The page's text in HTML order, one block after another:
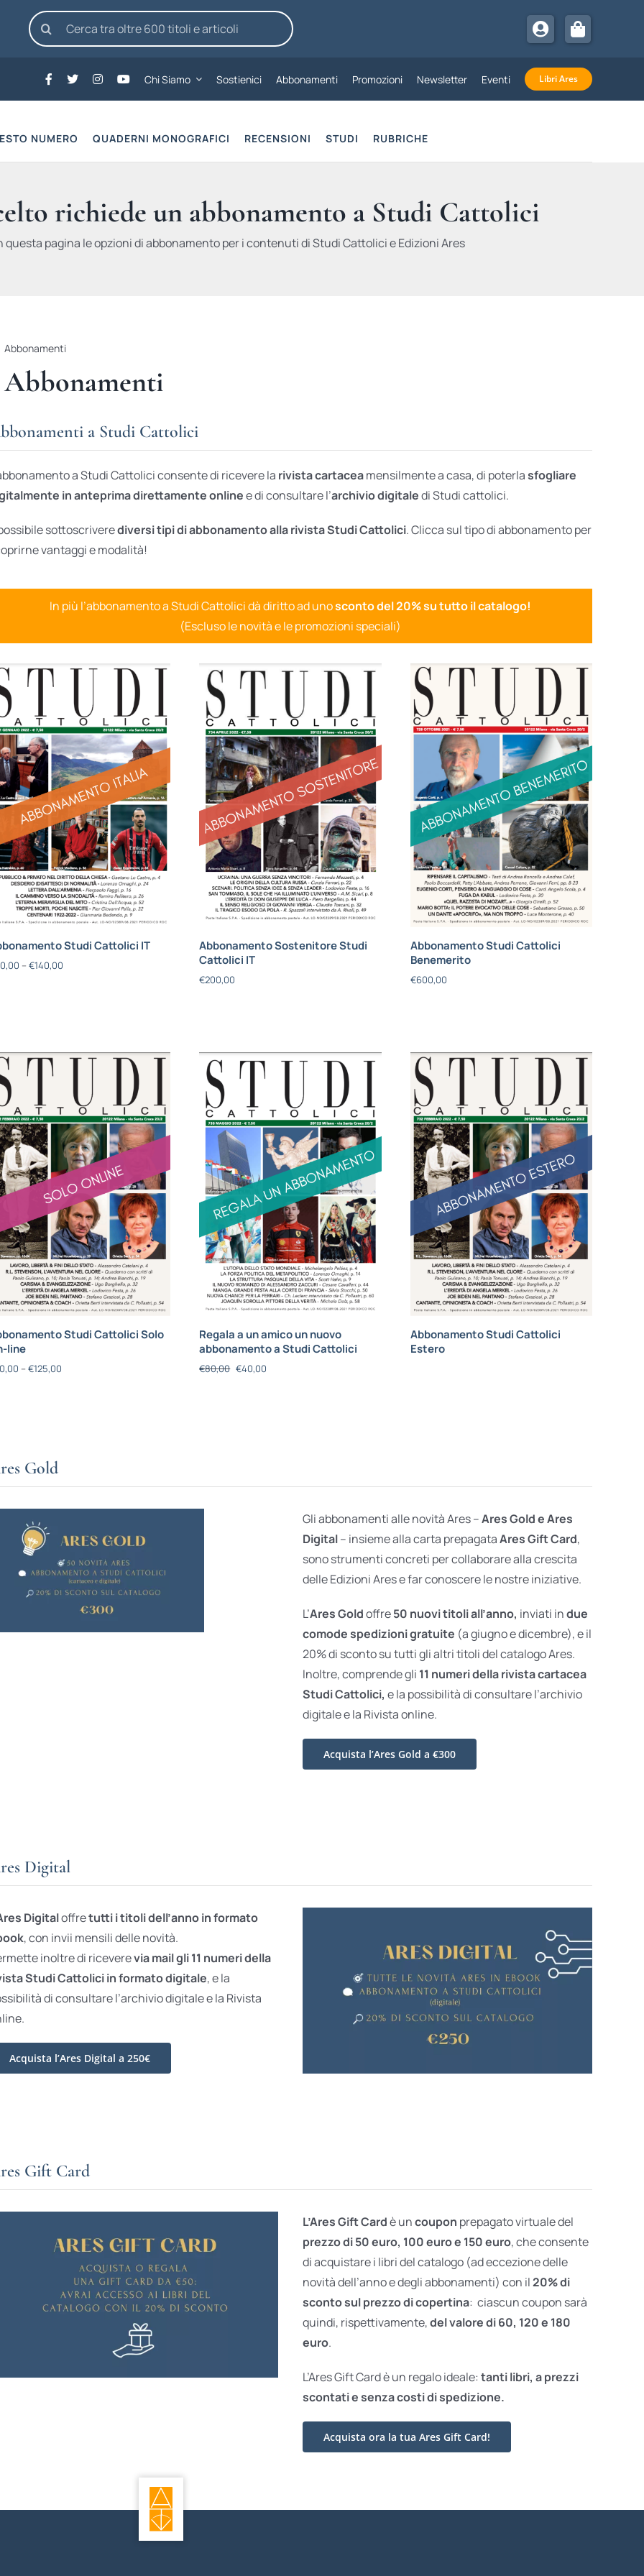
Cerca
per:
Chi Siamo Sostienici Abbonamenti Promozioni Newsletter Eventi Libri Ares
NUMERO QUADERNI MONOGRAFICI RECENSIONI STUDI RUBRICHE
richiede un abbonamento a Studi Cattolici
questa pagina le opzioni di abbonamento per i contenuti di Studi Cattolici e Edizioni Ares
Abbonamenti
Abbonamenti
a Studi Cattolici
a Studi Cattolici consente di ricevere la rivista cartaceamensilmente a casa, di poterlasfogliare
in anteprima direttamente onlinee di consultare l’archivio digitaledi Studi cattolici.
sottoscriverediversi tipi di abbonamento alla rivista Studi Cattolici. Clicca sul tipo di abbonamento per
vantaggi e modalità!
In più l’abbonamento a Studi Cattolici dà diritto ad unosconto del 20% su tutto il catalogo!
(Escluso le novità e le promozioni speciali)
Studi Cattolici IT
– €140,00
Abbonamento Sostenitore Studi
Cattolici IT
€200,00
Abbonamento Studi Cattolici
Benemerito
€600,00
Studi Cattolici Solo
line
– €125,00
Regala a un amico un nuovo
abbonamento a Studi Cattolici
€80,00 €40,00
Abbonamento Studi Cattolici
Estero
Gold
Gli abbonamenti alle novità Ares –Ares Gold e Ares
Digital– insieme alla carta prepagataAres Gift Card,
sono strumenti concreti per collaborare alla crescita
delle Edizioni Ares e far conoscere le nostre iniziative.
L’Ares Goldoffre50 nuovi titoli all’anno, inviati indue
comode spedizioni gratuite (a giugno e dicembre), e il
20% di sconto su tutti gli altri titoli del catalogo Ares.
Inoltre, comprende gli 11 numeri della rivista cartacea
Studi Cattolici, e la possibilità di consultare l’archivio
digitale e la Rivista online.
Acquista l’Ares Gold a €300
Digital
Digitaloffretutti i titoli dell’anno in formato
, con invii mensili delle novità.
inoltre di riceverevia mail gli 11 numeri della
Studi Cattolici in formato digitale, e la
di consultare l’archivio digitale e la Rivista
Acquista l’Ares Digital a 250€
Gift Card
L’Ares Gift Cardè uncoupon prepagato virtuale del
prezzo di 50 euro, 100 euro e 150 euro, che consente
di acquistare i libri del catalogo (ad eccezione delle
novità dell’anno e degli abbonamenti) con il20% di
sconto sul prezzo di copertina: ciascun coupon sarà
quindi, rispettivamente,del valore di 60, 120 e 180
euro.
L’Ares Gift Card è un regalo ideale: tanti libri, a prezzi
scontati esenza costi di spedizione.
Acquista ora la tua Ares Gift Card!